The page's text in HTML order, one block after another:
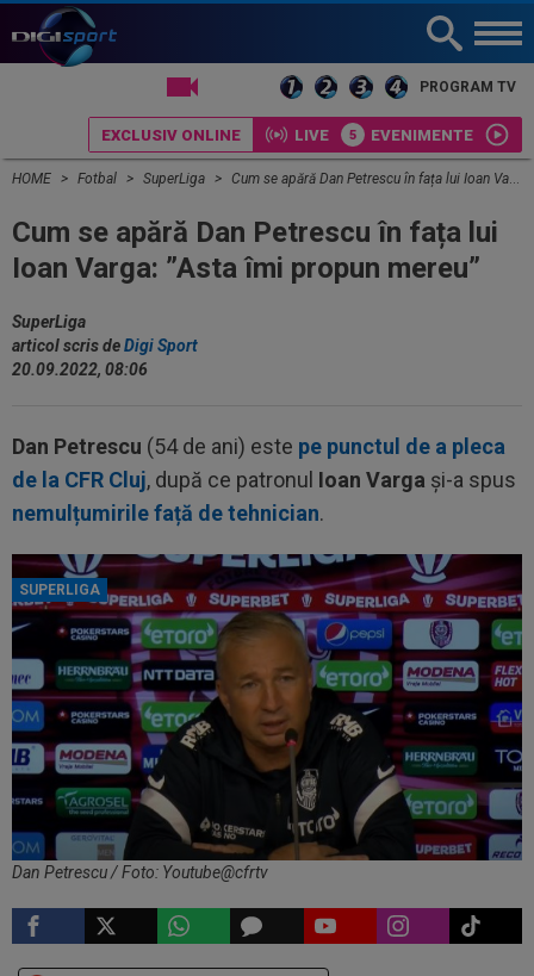
PROGRAM TV
EXCLUSIV ONLINE LIVE EVENIMENTE
HOME Fotbal SuperLiga Cum se apără Dan Petrescu în fața lui Ioan Varga: ”Asta îmi propun mereu”
Cum se apără Dan Petrescu în fața lui
Ioan Varga: ”Asta îmi propun mereu”
SuperLiga
articol scris deDigi Sport
20.09.2022, 08:06
Dan Petrescu (54 de ani) este pe punctul de a pleca
de la CFR Cluj, după ce patronul Ioan Varga și-a spus
nemulțumirile față de tehnician.
SUPERLIGA
Dan Petrescu / Foto: Youtube@cfrtv